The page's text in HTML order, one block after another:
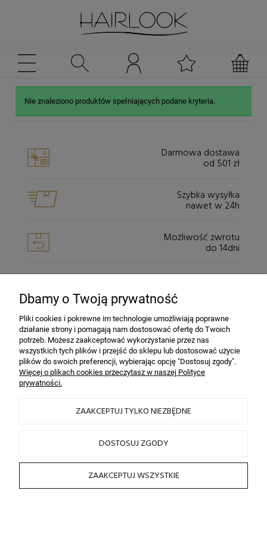
Nie znaleziono produktów spełniających podane kryteria.
Darmowa dostawa
od 501 zł
Szybka wysyłka
nawet w 24h
Możliwość zwrotu
do 14dni
dzięki szyfrowaniu SSL
INFORMACJE
OBSŁUGA KLIENTA
2026 © by sklep fryzjerski HAIRLOOK
Sklep internetowy Shoper.pl
Dbamy o Twoją prywatność
Pliki cookies i pokrewne im technologie umożliwiają poprawne
działanie strony i pomagają nam dostosować ofertę do Twoich
potrzeb. Możesz zaakceptować wykorzystanie przez nas
wszystkich tych plików i przejść do sklepu lub dostosować użycie
plików do swoich preferencji, wybierając opcję "Dostosuj zgody".
Więcej o plikach cookies przeczytasz w naszej Polityce
prywatności.
ZAAKCEPTUJ TYLKO NIEZBĘDNE
DOSTOSUJ ZGODY
ZAAKCEPTUJ WSZYSTKIE